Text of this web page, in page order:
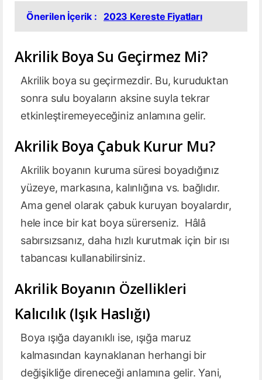
Önerilen İçerik : 2023 Kereste Fiyatları
Akrilik Boya Su Geçirmez Mi?
Akrilik boya su geçirmezdir. Bu, kuruduktan
sonra sulu boyaların aksine suyla tekrar
etkinleştiremeyeceğiniz anlamına gelir.
Akrilik Boya Çabuk Kurur Mu?
Akrilik boyanın kuruma süresi boyadığınız
yüzeye, markasına, kalınlığına vs. bağlıdır.
Ama genel olarak çabuk kuruyan boyalardır,
hele ince bir kat boya sürerseniz. Hâlâ
sabırsızsanız, daha hızlı kurutmak için bir ısı
tabancası kullanabilirsiniz.
Akrilik Boyanın Özellikleri
Kalıcılık (Işık Haslığı)
Boya ışığa dayanıklı ise, ışığa maruz
kalmasından kaynaklanan herhangi bir
değişikliğe direneceği anlamına gelir. Yani,